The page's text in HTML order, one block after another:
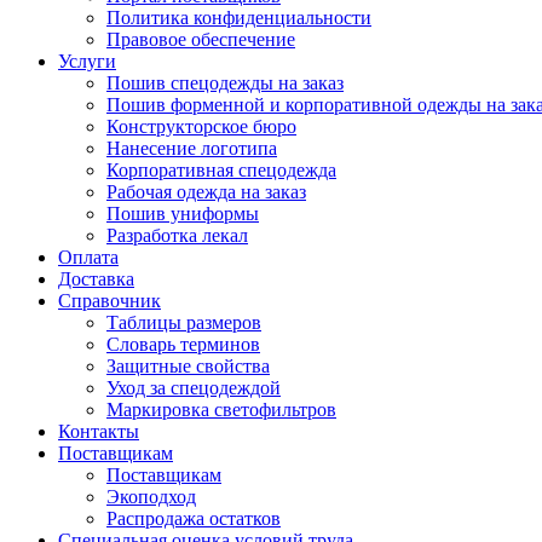
Политика конфиденциальности
Правовое обеспечение
Услуги
Пошив спецодежды на заказ
Пошив форменной и корпоративной одежды на
Конструкторское бюро
Нанесение логотипа
Корпоративная спецодежда
Рабочая одежда на заказ
Пошив униформы
Разработка лекал
Оплата
Доставка
Справочник
Таблицы размеров
Словарь терминов
Защитные свойства
Уход за спецодеждой
Маркировка светофильтров
Контакты
Поставщикам
Поставщикам
Экоподход
Распродажа остатков